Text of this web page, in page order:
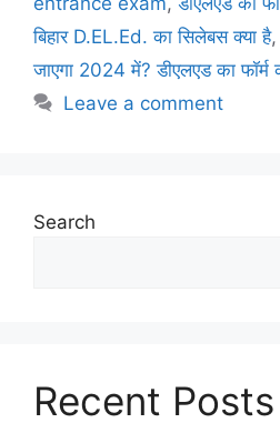
बिहार D.EL.Ed. का सिलेबस क्या है
जाएगा 2024 में? डीएलएड का
Leave a comment
Search
Recent Posts